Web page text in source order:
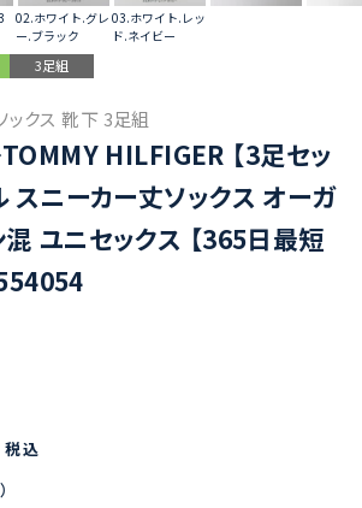
02.ホワイト.グレ
ー.ブラック
03.ホワイト.レッ
ド.ネイビー
3足組
ックス 靴下 3足組
HILFIGER 【3足セッ
スニーカー丈ソックス オーガ
ユニセックス 【365日最短
税込
）